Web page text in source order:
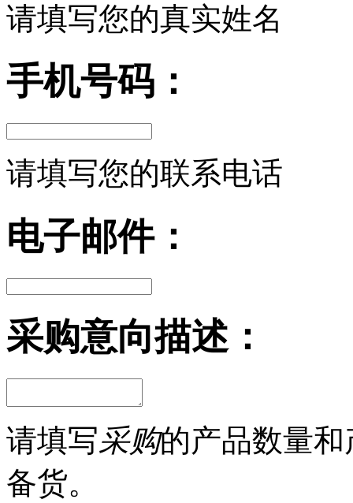
请填写您的真实姓名
手机号码：
请填写您的联系电话
电子邮件：
采购意向描述：
请填写采购的产品数量
备货。